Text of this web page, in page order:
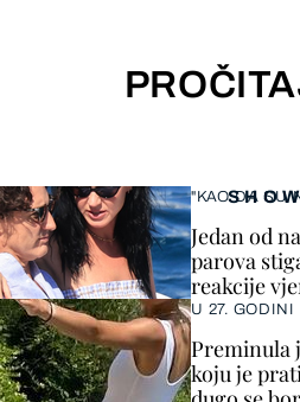
"KAO DA SU
Jedan od
parova
reakcije
U 27. GODINI
Preminula
koju je